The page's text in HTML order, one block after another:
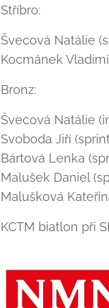
Stříbro:
Švecová Natálie
Kocmánek
Bronz:
Švecová Natálie
Svoboda Jiří
Bártová Lenka
Malušek Daniel
Malušková
KCTM biatlon při